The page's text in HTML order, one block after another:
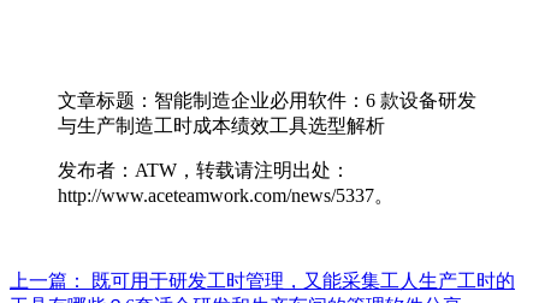
文章标题：智能制造企业必用软件：6 款设备研发
与生产制造工时成本绩效工具选型解析
发布者：ATW，转载请注明出处：
http://www.aceteamwork.com/news/5337。
上一篇：
既可用于研发工时管理，又能采集工人生产工时的